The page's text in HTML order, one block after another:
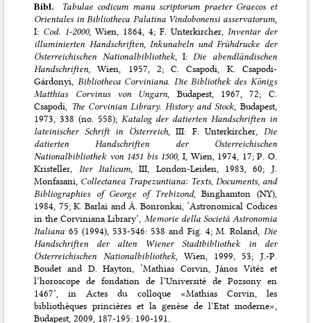
Bibl. Tabulae codicum manu scriptorum praeter Graecos et
Orientales in Bibliotheca Palatina Vindobonensi asservatorum,
I: Cod. 1-2000, Wien, 1864, 4; F. Unterkircher, Inventar der
illuminierten Handschriften, Inkunabeln und Frühdrucke der
Österreichischen Nationalbibliothek, I: Die abendländischen
Handschriften , Wien, 1957, 2; C. Csapodi, K. Csapodi-
Gárdonyi, Bibliotheca Corviniana
Die Bibliothek des Königs
Matthias Corvinus von Ungarn , Budapest, 1967, 72; C.
Csapodi, The Corvinian Library. History and Stock, Budapest,
1973, 338 (no. 558); Katalog der datierten Handschriften in
lateinischer Schrift in Österreich, III: F. Unterkircher, Die
datierten Handschriften der Österreichischen
Nationalbibliothek von 1451 bis 1500, I, Wien, 1974, 17; P. O.
Kristeller, Iter Italicum, III, London-Leiden, 1983, 60; J.
Monfasani, Collectanea Trapezuntiana: Texts, Documents, and
Bibliographies of George of Trebizond, Binghamton (NY),
1984, 75; K. Barlai and Á. Bonronkai, ‘Astronomical Codices
in the Corviniana Library’, Memorie della Società Astronomia
Italiana 65 (1994), 533-546: 538 and Fig. 4; M. Roland, Die
Handschriften der alten Wiener Stadtbibliothek in der
Österreichischen Nationalbibliothek, Wien, 1999, 53; J.-P.
Boudet and D. Hayton, ‘Mathias Corvin, János Vitéz et
l’horoscope de fondation de l’Université de Pozsony en
1467’, in Actes du colloque «Mathias Corvin, les
bibliothèques princières et la genèse de l’Etat moderne»,
Budapest, 2009, 187-195: 190-191.